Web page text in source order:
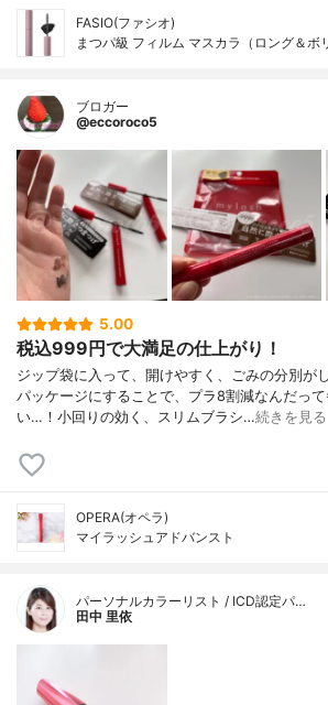
FASIO(ファシオ)
まつパ級 フィルム マスカラ（ロング＆ボ
ブロガー
@eccoroco5
5.00
税込999円で大満足の仕上がり！
ジップ袋に入って、開けやすく、ごみの分別が
パッケージにすることで、プラ8割減なんだっ
い…！小回りの効く、スリムブラシ…続きを見る
OPERA(オペラ)
マイラッシュアドバンスト
パーソナルカラーリスト / ICD認定パ…
田中 里依